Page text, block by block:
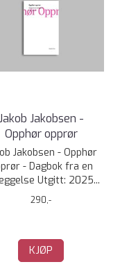
Jakobsen -
Opphør opprør
Jakobsen - Opphør
- Dagbok fra en
Utgitt: 2025...
290,-
KJØP